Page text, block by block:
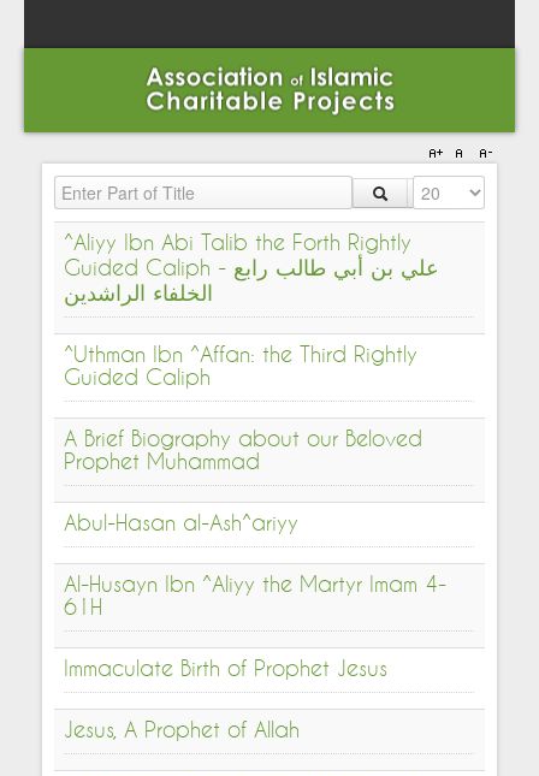
Enter Part of Title Display #
^Aliyy Ibn Abi Talib the Forth Rightly
Guided Caliph - علي بن أبي طالب رابع
الخلفاء الراشدين
^Uthman Ibn ^Affan: the Third Rightly
Guided Caliph
A Brief Biography about our Beloved
Prophet Muhammad
Abul-Hasan al-Ash^ariyy
Al-Husayn Ibn ^Aliyy the Martyr Imam 4-
61H
Immaculate Birth of Prophet Jesus
Jesus, A Prophet of Allah